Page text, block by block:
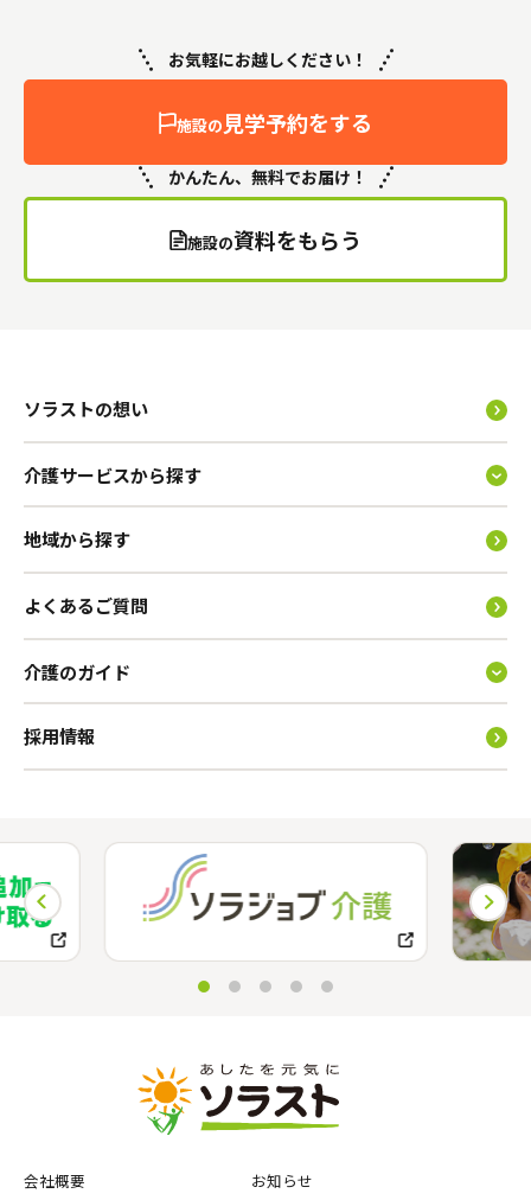
かんたん、無料でお届け！
施設の資料をもらう
お気軽にお越しください！
施設の 見学予約をする
ソラストの想い
介護サービスから探す
地域から探す
よくあるご質問
介護のガイド
採用情報
会社概要 お知らせ